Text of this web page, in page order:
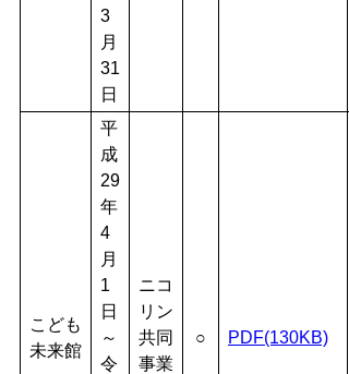
3
月
31
日
こども
未来館
平
成
29
年
4
月
1
日
～
令
ニコ
リン
共同
事業
○ PDF(130KB)